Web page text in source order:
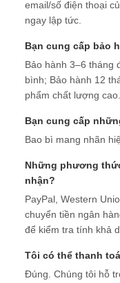
email/số điện thoại
ngay lập tức.
Bạn cung cấp bảo
Bảo hành 3–6 tháng
bình; Bảo hành 12
phẩm chất lượng cao.
Bạn cung cấp
Bao bì mang nhãn
Những phương
nhận?
PayPal, Western
chuyển tiền ngân
để kiểm tra tính khả
Tôi có thể thanh
Đúng. Chúng tôi hỗ